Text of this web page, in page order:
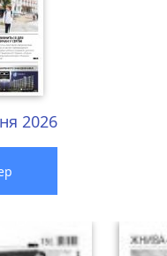
2026